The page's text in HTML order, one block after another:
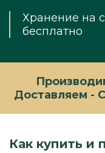
Хранение на
бесплатно
Доставляем -
Как купить и